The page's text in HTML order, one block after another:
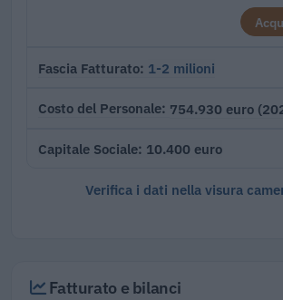
Fascia Fatturato 1-2 milioni
Costo del Personale 754.930 euro
Capitale Sociale 10.400 euro
Verifica i dati nella visura
Fatturato e bilanci